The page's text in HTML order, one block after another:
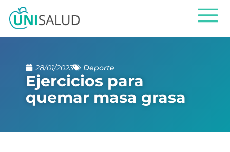
28/01/2023 Deporte
Ejercicios para
quemar masa grasa